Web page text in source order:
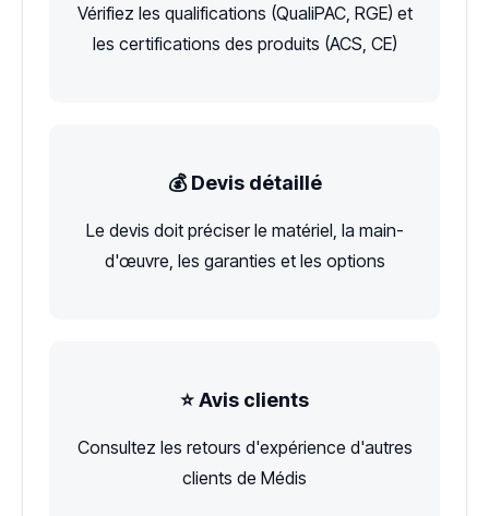
Vérifiez les qualifications (QualiPAC, RGE) et
les certifications des produits (ACS, CE)
💰 Devis détaillé
Le devis doit préciser le matériel, la main-
d'œuvre, les garanties et les options
⭐ Avis clients
Consultez les retours d'expérience d'autres
clients de Médis